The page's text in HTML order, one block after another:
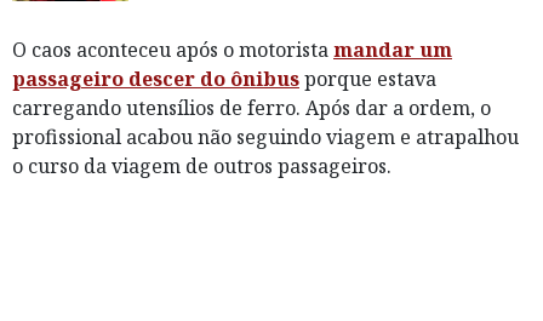
O caos aconteceu após o motoristamandar um
passageiro descer do ônibusporque estava
carregando utensílios de ferro. Após dar a ordem, o
profissional acabou não seguindo viagem e atrapalhou
o curso da viagem de outros passageiros.